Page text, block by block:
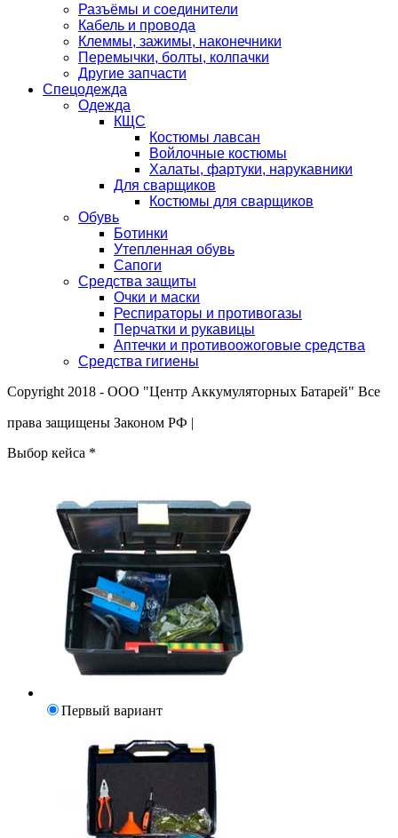
Разъёмы и соединители
Кабель и провода
Клеммы, зажимы, наконечники
Перемычки, болты, колпачки
Другие запчасти
Спецодежда
Одежда
КЩС
Костюмы лавсан
Войлочные костюмы
Халаты, фартуки, нарукавники
Для сварщиков
Костюмы для сварщиков
Обувь
Ботинки
Утепленная обувь
Сапоги
Средства защиты
Очки и маски
Респираторы и противогазы
Перчатки и рукавицы
Аптечки и противоожоговые средства
Средства гигиены
Copyright 2018 - ООО "Центр Аккумуляторных Батарей" Все
права защищены Законом РФ |
Выбор кейса *
Первый вариант